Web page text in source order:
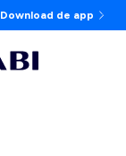
Download de app